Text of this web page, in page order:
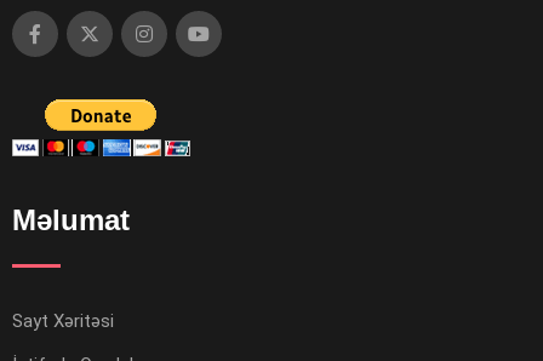
Məlumat
Sayt Xəritəsi